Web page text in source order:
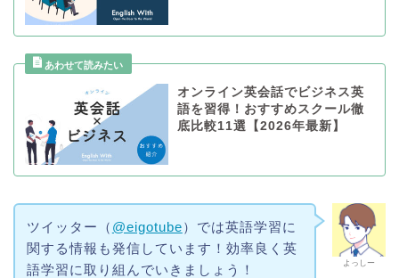
オンライン英会話でビジネス英
語を習得！おすすめスクール徹
底比較11選【2026年最新】
よっしー
ツイッター（ @eigotube）では英語学習に
関する情報も発信しています！効率良く英
語学習に取り組んでいきましょう！